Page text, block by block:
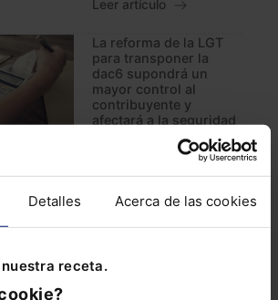
Detalles Acerca de las cookies
receta.
Leer artículo
La reforma de la LGT
para transponer la
dac6 supondrá un
mayor control al
contribuyente y
afectará a la seguridad
Análisis de algunas de
tras la vigencia de la
nueva norma